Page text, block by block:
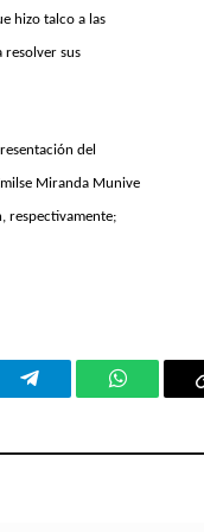
hizo talco a las
resolver sus
del
Miranda Munive
respectivamente;
Telegram